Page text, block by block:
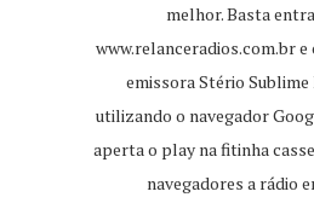
melhor. Basta
www.relanceradios.com.bre
emissora Stério Sublime
utilizando o navegador
aperta o play na fitinha
navegadores a rádio